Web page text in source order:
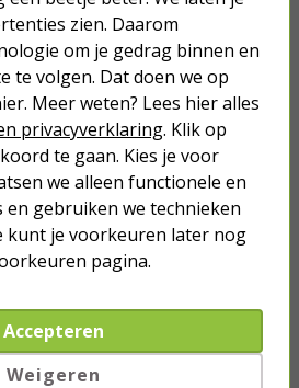
het niet
(Concentraat,
voor je gazon!
43,
40,
89
zien. Daarom
om je gedrag binnen en
te volgen. Dat doen we op
Meer weten? Lees hier alles
privacyverklaring. Klik op
te gaan. Kies je voor
we alleen functionele en
en gebruiken we technieken
kunt je voorkeuren later nog
pagina.
Accepteren
Weigeren